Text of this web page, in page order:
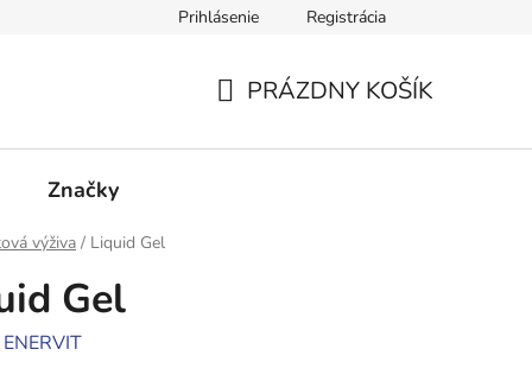
Prihlásenie Registrácia
PRÁZDNY KOŠÍK
Značky
výživa / Liquid Gel
Gel
ENERVIT